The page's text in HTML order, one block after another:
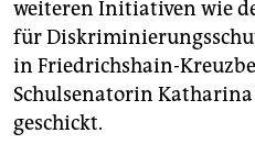
weiteren Initiativen wie
für
in Friedrichshain-
Schulsenatorin
geschickt.